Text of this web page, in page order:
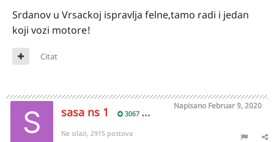
Srdanov u Vrsackoj ispravlja felne,tamo radi i jedan
koji vozi motore!
Citat
sasa ns 1 3067
Napisano Februar 9, 2020
Ne silazi, 2915 postova